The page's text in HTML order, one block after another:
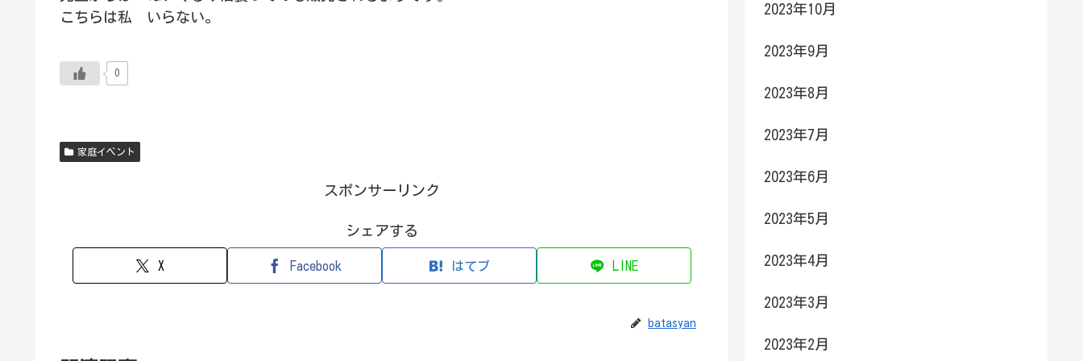
こちらは私 いらない。
0
家庭イベント
スポンサーリンク
シェアする
X Facebook はてブ LINE
batasyan
2023年10月
2023年9月
2023年8月
2023年7月
2023年6月
2023年5月
2023年4月
2023年3月
2023年2月